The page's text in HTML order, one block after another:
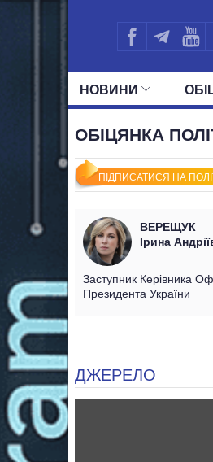
НОВИНИ
ОБІЦЯНКА
ПІДПИСАТИСЯ НА
ВЕРЕЩУК
Ірина
Заступник Керівника
Президента України
ДЖЕРЕЛО